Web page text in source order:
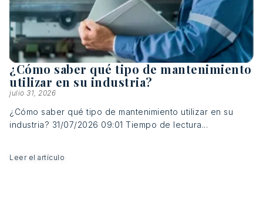
¿Cómo saber qué tipo de mantenimiento
utilizar en su industria?
julio 31, 2026
¿Cómo saber qué tipo de mantenimiento utilizar en su
industria? 31/07/2026 09:01 Tiempo de lectura...
Leer el artículo